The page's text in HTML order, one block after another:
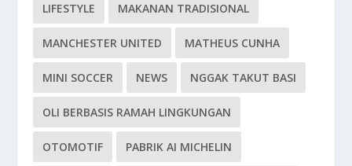
LIFESTYLE MAKANAN TRADISIONAL
MANCHESTER UNITED MATHEUS CUNHA
MINI SOCCER NEWS NGGAK TAKUT BASI
OLI BERBASIS RAMAH LINGKUNGAN
OTOMOTIF PABRIK AI MICHELIN